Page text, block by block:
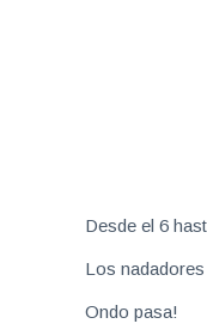
Desde el 6
Los
Ondo pasa!